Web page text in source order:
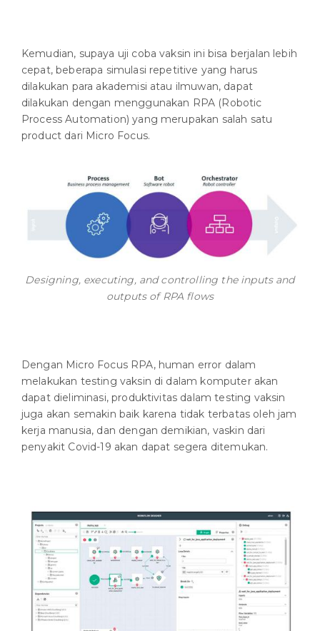
Kemudian, supaya uji coba vaksin ini bisa berjalan lebih
cepat, beberapa simulasi repetitive yang harus
dilakukan para akademisi atau ilmuwan, dapat
dilakukan dengan menggunakan RPA (Robotic
Process Automation) yang merupakan salah satu
product dari Micro Focus.
Designing, executing, and controlling the inputs and
outputs of RPA flows
Dengan Micro Focus RPA, human error dalam
melakukan testing vaksin di dalam komputer akan
dapat dieliminasi, produktivitas dalam testing vaksin
juga akan semakin baik karena tidak terbatas oleh jam
kerja manusia, dan dengan demikian, vaskin dari
penyakit Covid-19 akan dapat segera ditemukan.